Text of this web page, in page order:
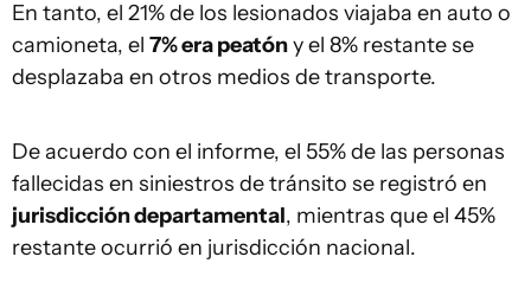
En tanto, el 21% de los lesionados viajaba en auto o
camioneta, el 7% era peatóny el 8% restante se
desplazaba en otros medios de transporte.
De acuerdo con el informe, el 55% de las personas
fallecidas en siniestros de tránsito se registró en
jurisdicción departamental, mientras que el 45%
restante ocurrió en jurisdicción nacional.